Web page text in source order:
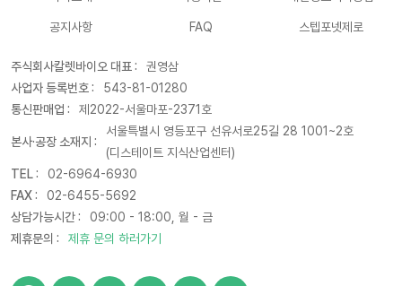
공지사항 FAQ 스텝포넷제로
주식회사칼렛바이오 대표 :
권영삼
사업자 등록번호 :
543-81-01280
통신판매업 :
제2022-서울마포-2371호
본사·공장 소재지 :
서울특별시 영등포구 선유서로25길 28 1001~2호
(디스테이트 지식산업센터)
TEL :
02-6964-6930
FAX :
02-6455-5692
상담가능시간 :
09:00 - 18:00, 월 - 금
제휴문의 :
제휴 문의 하러가기